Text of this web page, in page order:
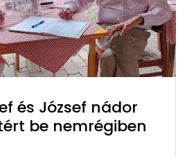
és József nádor
be nemrégiben